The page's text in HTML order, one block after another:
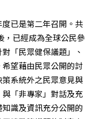
已是第二年召開。共
，已經成為全球公民參
「民眾健保議題」、
希望藉由民眾公開的討
系統外之民眾意見與
「非專家」對話及充
識及資訊充分公開的